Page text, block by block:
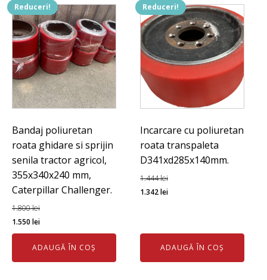
225
mm,
pret
pe
bucata.
Reduceri!
Bandaj poliuretan
roata ghidare si sprijin
senila tractor agricol,
355x340x240 mm,
Caterpillar Challenger.
1.800lei
Prețul
inițial
fost:
1.550 leiPrețul
curent
este:
1.550 lei.
ADAUGĂ ÎN COȘ
Reduceri!
Incarcare cu poliuretan
roata transpaleta
D341xd285x140mm.
1.444lei
Prețul
fost:
1.444 lei.
1.342leiPrețul
1.342 lei.
ADAUGĂ ÎN COȘ